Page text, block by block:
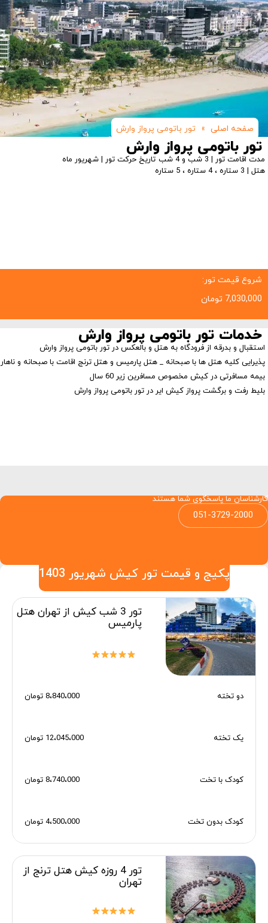
صفحه اصلی » تور باتومی پرواز وارش
تور باتومی پرواز وارش
مدت اقامت تور | 3 شب و 4 شب
تاریخ حرکت تور | شهریور ماه
هتل | 3 ستاره ، 4 ستاره ، 5 ستاره
شروع قیمت تور:
7,030,000 تومان
خدمات تور باتومی پرواز وارش
استقبال و بدرقه از فرودگاه به هتل و بالعکس در تور باتومی پرواز وارش
پذیرایی کلیه هتل ها با صبحانه _ هتل پارمیس و هتل ترنج اقامت با صبحانه و ناهار
بیمه مسافرتی در کیش مخصوص مسافرین زیر 60 سال
بلیط رفت و برگشت پرواز کیش ایر در تور باتومی پرواز وارش
کارشناسان ما پاسخگوی شما هستند
051-3729-2000
پکیج و قیمت تور کیش شهریور 1403
تور 3 شب کیش از تهران هتل
پارمیس
دو تخته 8،840،000 تومان
یک تخته 12،045،000 تومان
کودک با تخت 8،740،000 تومان
کودک بدون تخت 4،500،000 تومان
تور 4 روزه کیش هتل ترنج از
تهران